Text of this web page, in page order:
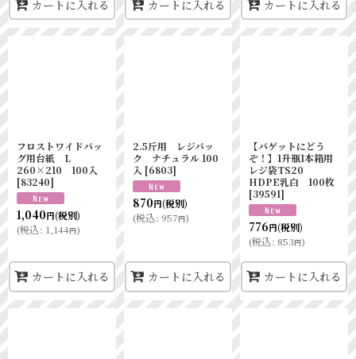
カートに入れる カートに入れる カートに入れる
フロストワイドバッ
グ用台紙 L
260×210 100入
[83240]
1,040円(税別)
(税込: 1,144円)
カートに入れる
2.5斤用 レジバッ
ク ナチュラル 100
入 [6803]
870円(税別)
(税込: 957円)
カートに入れる
【バゲットにどう
ぞ！】1升瓶1本箱用
レジ袋TS20
HDPE乳白 100枚
[39591]
776円(税別)
(税込: 853円)
カートに入れる